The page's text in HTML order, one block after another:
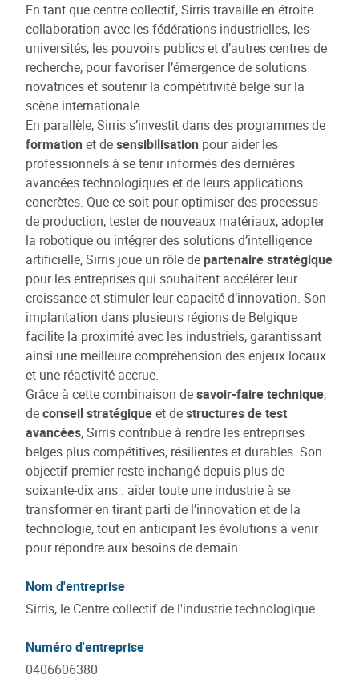
En tant que centre collectif, Sirris travaille en étroite
collaboration avec les fédérations industrielles, les
universités, les pouvoirs publics et d’autres centres de
recherche, pour favoriser l’émergence de solutions
novatrices et soutenir la compétitivité belge sur la
scène internationale.
En parallèle, Sirris s’investit dans des programmes de
formation et desensibilisation pour aider les
professionnels à se tenir informés des dernières
avancées technologiques et de leurs applications
concrètes. Que ce soit pour optimiser des processus
de production, tester de nouveaux matériaux, adopter
la robotique ou intégrer des solutions d’intelligence
artificielle, Sirris joue un rôle de partenaire stratégique
pour les entreprises qui souhaitent accélérer leur
croissance et stimuler leur capacité d’innovation. Son
implantation dans plusieurs régions de Belgique
facilite la proximité avec les industriels, garantissant
ainsi une meilleure compréhension des enjeux locaux
et une réactivité accrue.
Grâce à cette combinaison desavoir-faire technique,
deconseil stratégiqueet destructures de test
avancées, Sirris contribue à rendre les entreprises
belges plus compétitives, résilientes et durables. Son
objectif premier reste inchangé depuis plus de
soixante-dix ans : aider toute une industrie à se
transformer en tirant parti de l’innovation et de la
technologie, tout en anticipant les évolutions à venir
pour répondre aux besoins de demain.
Nom d'entreprise
Sirris, le Centre collectif de l'industrie technologique
Numéro d'entreprise
0406606380